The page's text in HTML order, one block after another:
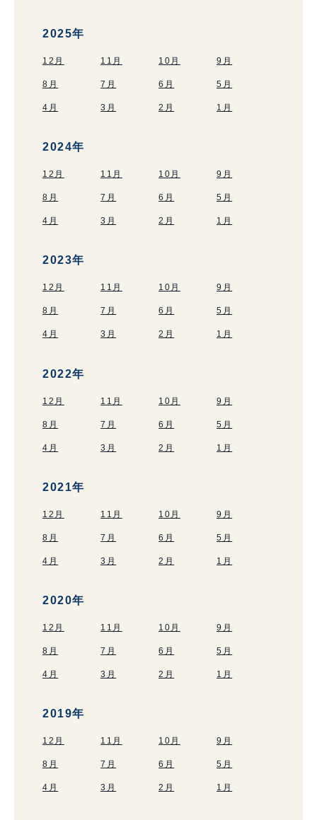
2025年
12月 11月 10月 9月
8月 7月 6月 5月
4月 3月 2月 1月
2024年
12月 11月 10月 9月
8月 7月 6月 5月
4月 3月 2月 1月
2023年
12月 11月 10月 9月
8月 7月 6月 5月
4月 3月 2月 1月
2022年
12月 11月 10月 9月
8月 7月 6月 5月
4月 3月 2月 1月
2021年
12月 11月 10月 9月
8月 7月 6月 5月
4月 3月 2月 1月
2020年
12月 11月 10月 9月
8月 7月 6月 5月
4月 3月 2月 1月
2019年
12月 11月 10月 9月
8月 7月 6月 5月
4月 3月 2月 1月